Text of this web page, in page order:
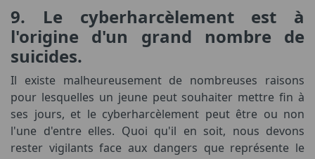
9. Le cyberharcèlement est à
l'origine d'un grand nombre de
suicides.
Il existe malheureusement de nombreuses raisons
pour lesquelles un jeune peut souhaiter mettre fin à
ses jours, et le cyberharcèlement peut être ou non
l'une d'entre elles. Quoi qu'il en soit, nous devons
rester vigilants face aux dangers que représente le